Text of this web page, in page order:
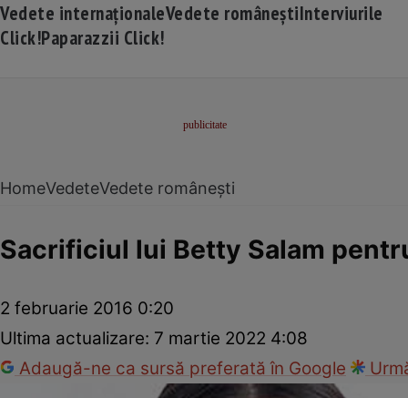
Vedete internaționaleVedete româneștiInterviurile
Click!Paparazzii Click!
HomeVedeteVedete românești
Sacrificiul lui Betty Salam
2 februarie 2016 0:20
Ultima actualizare: 7 martie 2022 4:08
Adaugă-ne ca sursă preferată în Google